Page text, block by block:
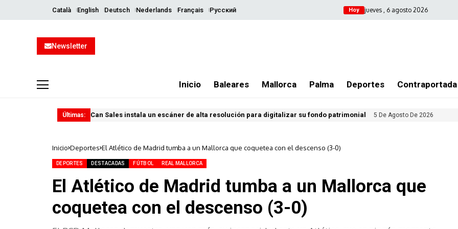
Català English Deutsch Nederlands Français Русский Hoy jueves , 6 agosto 2026
Newsletter
Inicio Baleares Mallorca Palma Deportes Contraportada
Últimas: Can Sales instala un escáner de alta resolución para digitalizar su fondo patrimonial 5 De Agosto De 2026
Inicio Deportes El Atlético de Madrid tumba a un Mallorca que coquetea con el descenso (3-0)
DEPORTES DESTACADAS FÚTBOL REAL MALLORCA
El Atlético de Madrid tumba a un Mallorca que
coquetea con el descenso (3-0)